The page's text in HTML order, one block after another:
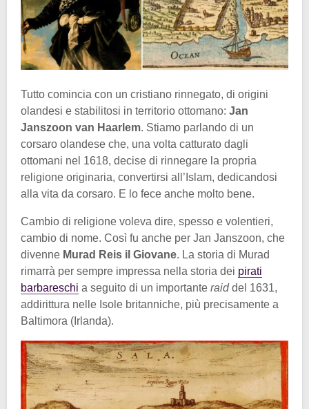
Tutto comincia con un cristiano rinnegato, di origini
olandesi e stabilitosi in territorio ottomano: Jan
Janszoon van Haarlem. Stiamo parlando di un
corsaro olandese che, una volta catturato dagli
ottomani nel 1618, decise di rinnegare la propria
religione originaria, convertirsi all’Islam, dedicandosi
alla vita da corsaro. E lo fece anche molto bene.
Cambio di religione voleva dire, spesso e volentieri,
cambio di nome. Così fu anche per Jan Janszoon, che
divenne Murad Reis il Giovane. La storia di Murad
rimarrà per sempre impressa nella storia dei pirati
barbareschi a seguito di un importante raiddel 1631,
addirittura nelle Isole britanniche, più precisamente a
Baltimora (Irlanda).